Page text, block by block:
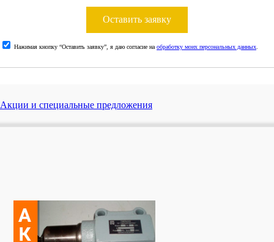
Оставить заявку
Нажимая кнопку “Оставить заявку”, я даю согласие на обработку моих персональных данных
Акции и специальные предложения